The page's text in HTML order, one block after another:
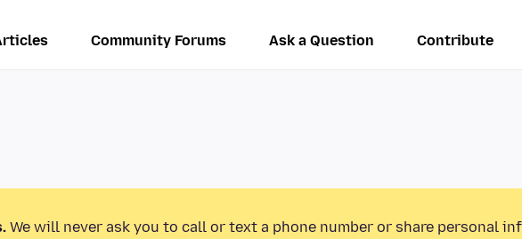
Community Forums Ask a Question Contribute
We will never ask you to call or text a phone number or share personal